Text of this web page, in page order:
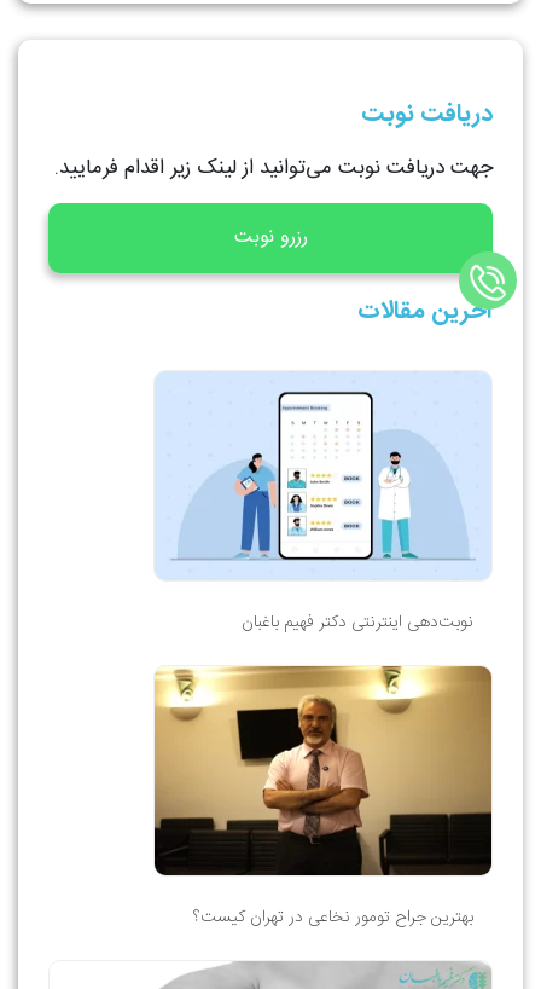
دریافت نوبت
جهت دریافت نوبت می‌توانید از لینک زیر اقدام فرمایید.
رزرو نوبت
آخرین مقالات
نوبت‌دهی اینترنتی دکتر فهیم باغبان
بهترین جراح تومور نخاعی در تهران کیست؟